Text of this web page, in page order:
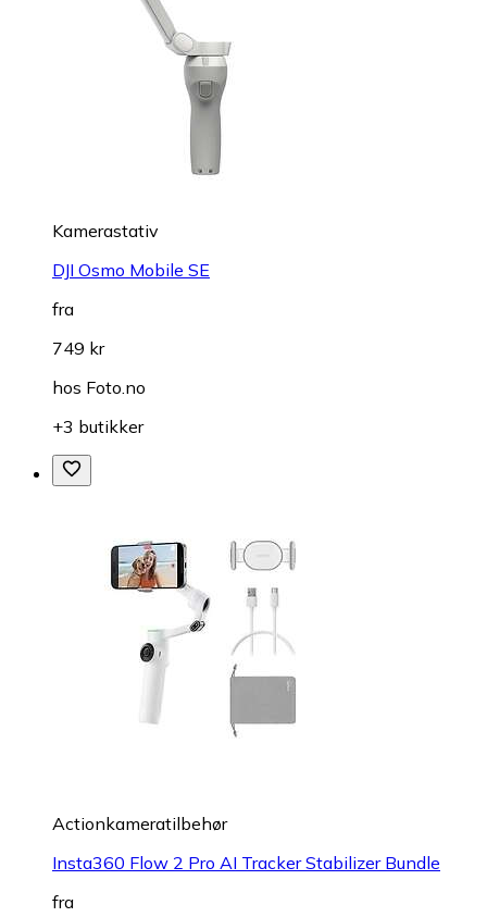
Kamerastativ
DJI Osmo Mobile SE
fra
749 kr
hos Foto.no
+3 butikker
Actionkameratilbehør
Insta360 Flow 2 Pro AI Tracker Stabilizer Bundle
fra